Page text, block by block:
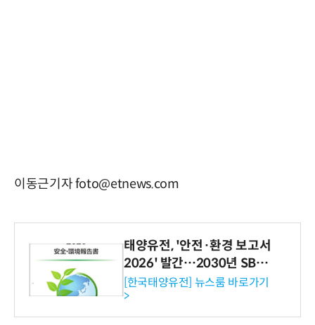
이동근기자 foto@etnews.com
태양유전, '안전·환경 보고서
2026' 발간…2030년 SBT
수준 온실가스 감축 추진
[한국태양유전] 뉴스룸 바로가기
>